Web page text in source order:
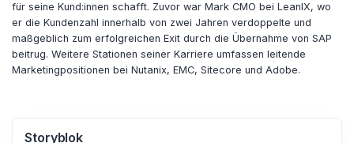
für seine Kund:innen schafft. Zuvor war Mark CMO bei LeanIX, wo
er die Kundenzahl innerhalb von zwei Jahren verdoppelte und
maßgeblich zum erfolgreichen Exit durch die Übernahme von SAP
beitrug. Weitere Stationen seiner Karriere umfassen leitende
Marketingpositionen bei Nutanix, EMC, Sitecore und Adobe.
Storyblok